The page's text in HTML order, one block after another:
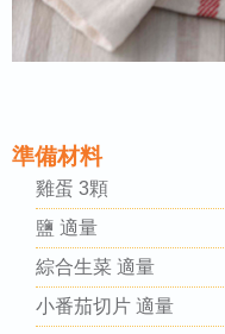
準備材料
雞蛋 3顆
鹽 適量
綜合生菜 適量
小番茄切片 適量